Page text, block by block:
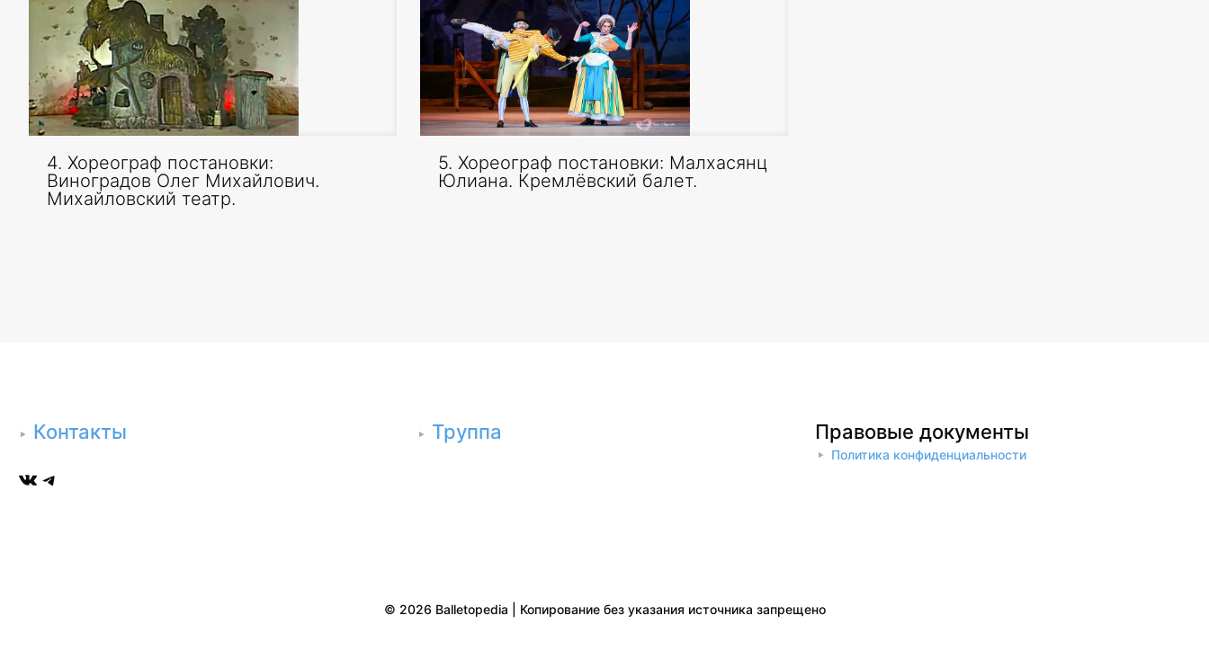
4. Хореограф постановки:
Виноградов Олег Михайлович.
Михайловский театр.
5. Хореограф постановки: Малхасянц
Юлиана. Кремлёвский балет.
Контакты
ВКонтакте
Telegram
Труппа Правовые документы
Политика конфиденциальности
© 2026 Balletopedia | Копирование без указания источника запрещено